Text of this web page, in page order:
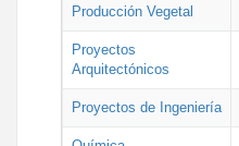
Producción Vegetal
Proyectos
Arquitectónicos
Proyectos de Ingeniería